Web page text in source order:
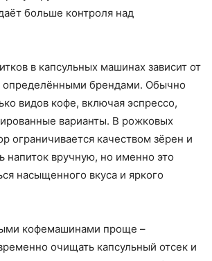
больше контроля над
в капсульных машинах зависит от
определёнными брендами. Обычно
видов кофе, включая эспрессо,
варианты. В рожковых
ограничивается качеством зёрен и
напиток вручную, но именно это
насыщенного вкуса и яркого
кофемашинами проще –
очищать капсульный отсек и